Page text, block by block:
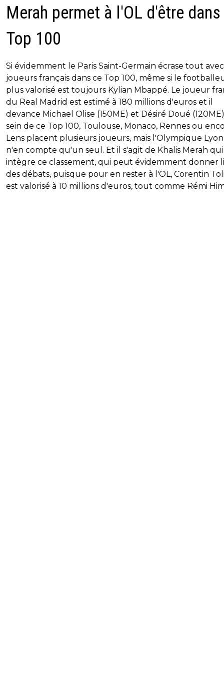
Merah permet à l'OL d'être
Top 100
Si évidemment le Paris Saint-Germain écrase tout
joueurs français dans ce Top 100, même si le
plus valorisé est toujours Kylian Mbappé. Le joueur
du Real Madrid est estimé à 180 millions d'euros et il
devance Michael Olise (150ME) et Désiré Doué
sein de ce Top 100, Toulouse, Monaco, Rennes ou
Lens placent plusieurs joueurs, mais l'Olympique
n'en compte qu'un seul. Et il s'agit de Khalis Merah qui
intègre ce classement, qui peut évidemment donner
des débats, puisque pour en rester à l'OL, Corentin
est valorisé à 10 millions d'euros, tout comme Rémi